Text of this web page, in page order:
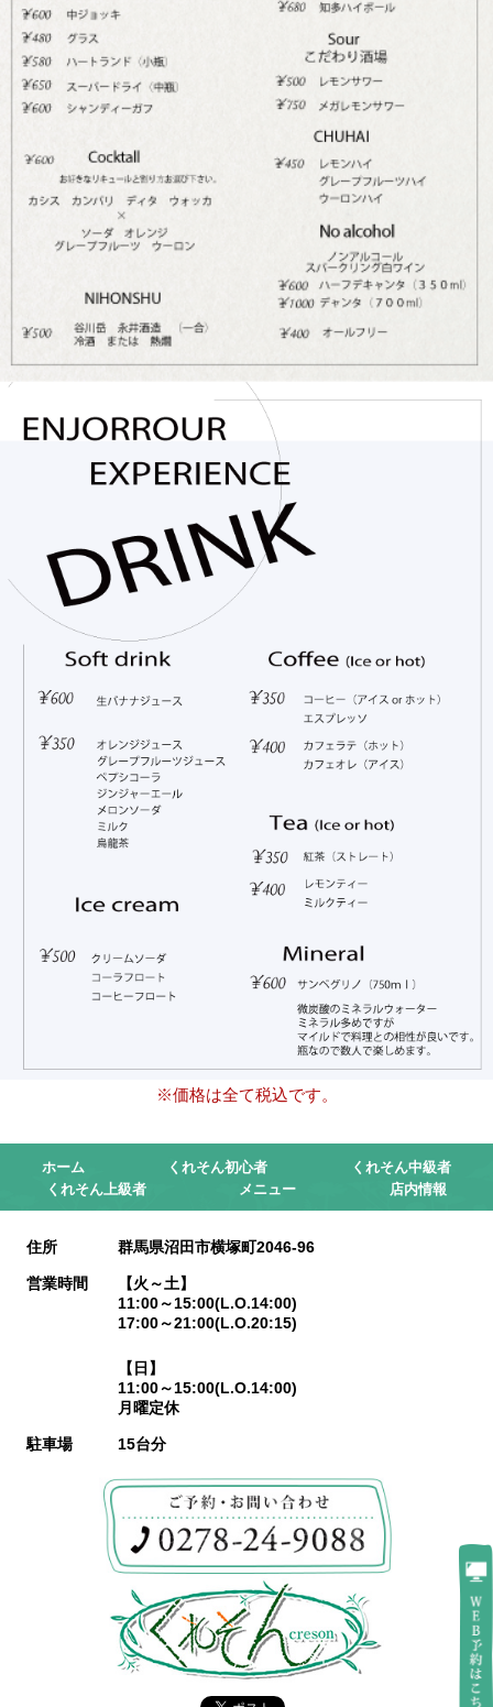
※価格は全て税込です。
ホーム くれそん初心者
くれそん中級者
くれそん上級者
メニュー 店内情報
住所 群馬県沼田市横塚町2046-96
営業時間
【火～土】
11:00～15:00(L.O.14:00)
17:00～21:00(L.O.20:15)
【日】
11:00～15:00(L.O.14:00)
月曜定休
駐車場 15台分